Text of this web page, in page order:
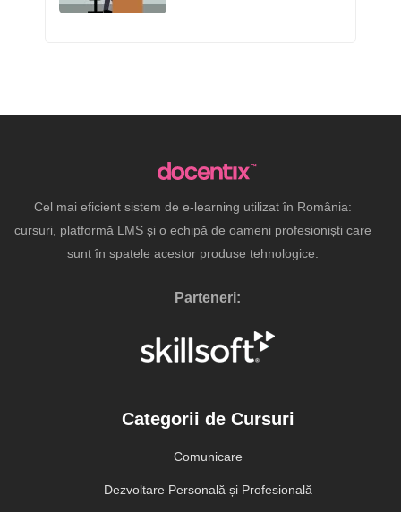
Cel mai eficient sistem de e-learning utilizat în România:
cursuri, platformă LMS și o echipă de oameni profesioniști care
sunt în spatele acestor produse tehnologice.
Parteneri:
Categorii de Cursuri
Comunicare
Dezvoltare Personală și Profesională